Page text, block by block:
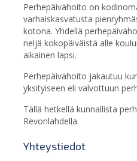
Perhepäivähoito on
varhaiskasvatusta
kotona. Yhdellä
neljä kokopäiväistä alle
aikainen lapsi.
Perhepäivähoito jakautuu
yksityiseen eli valvottuun
Tällä hetkellä kunnallista
Revonlahdella.
Yhteystiedot